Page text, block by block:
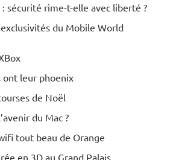
sécurité rime-t-elle avec liberté ?
du Mobile World
ont leur phoenix
de Noël
du Mac ?
tout beau de Orange
en 3D au Grand Palais